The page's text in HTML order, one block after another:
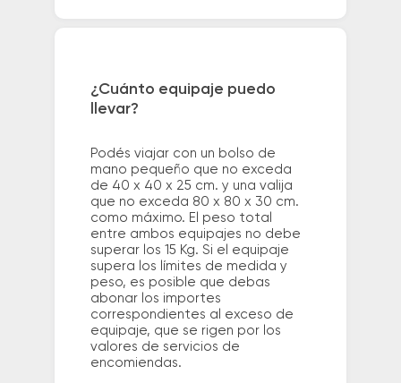
¿Cuánto equipaje puedo
llevar?
Podés viajar con un bolso de
mano pequeño que no exceda
de 40 x 40 x 25 cm. y una valija
que no exceda 80 x 80 x 30 cm.
como máximo. El peso total
entre ambos equipajes no debe
superar los 15 Kg. Si el equipaje
supera los límites de medida y
peso, es posible que debas
abonar los importes
correspondientes al exceso de
equipaje, que se rigen por los
valores de servicios de
encomiendas.